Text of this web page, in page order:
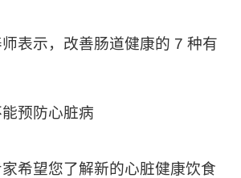
表示，改善肠道健康的 7 种有
预防心脏病
希望您了解新的心脏健康饮食